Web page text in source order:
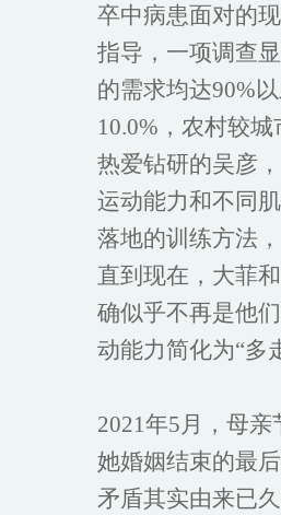
卒中病患面对的
指导，一项调查
的需求均达90%
10.0%，农村较
热爱钻研的吴彦
运动能力和不同
落地的训练方法
直到现在，大菲
确似乎不再是他
动能力简化为“多
2021年5月，母
她婚姻结束的最
矛盾其实由来已